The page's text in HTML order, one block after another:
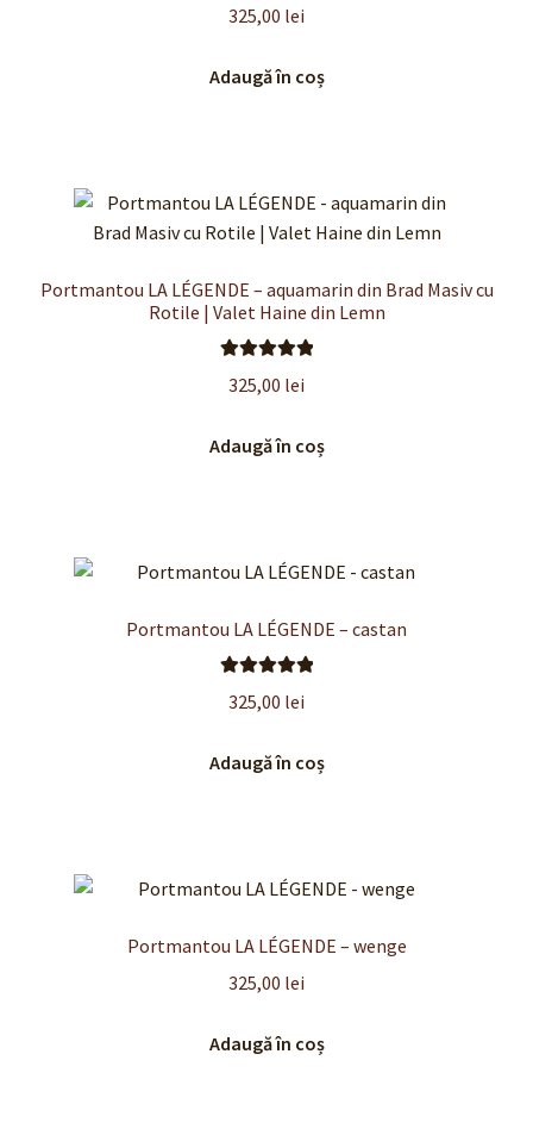
5.00
325,00 lei
Adaugă în coș
Portmantou LA LÉGENDE – aquamarin din Brad Masiv cu
Rotile | Valet Haine din Lemn
5.00
325,00 lei
Adaugă în coș
Portmantou LA LÉGENDE – castan
5.00
325,00 lei
Adaugă în coș
Portmantou LA LÉGENDE – wenge
325,00 lei
Adaugă în coș